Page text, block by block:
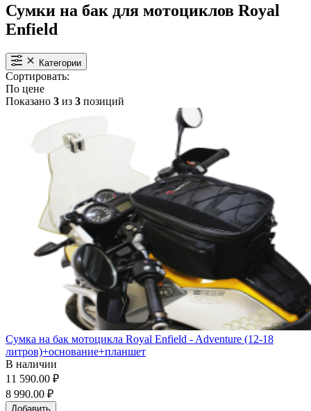
Сумки на бак для мотоциклов Royal
Enfield
Категории
Сортировать:
По цене
Показано 3 из 3 позиций
Сумка на бак мотоцикла Royal Enfield - Adventure (12-18
литров)+основание+планшет
В наличии
11 590.00 ₽
8 990.00 ₽
Добавить